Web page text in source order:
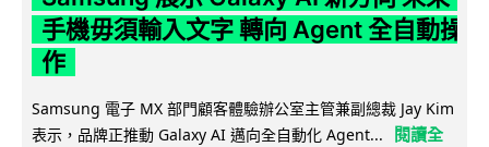
手機毋須輸入文字 轉向 Agent 全自動操
作
Samsung 電子 MX 部門顧客體驗辦公室主管兼副總裁 Jay Kim
表示，品牌正推動 Galaxy AI 邁向全自動化 Agent...
閱讀全